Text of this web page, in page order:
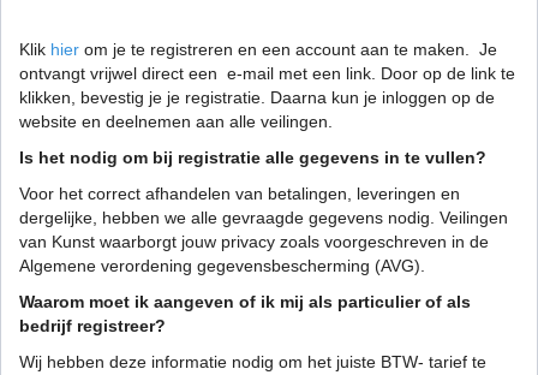
Klik hier om je te registreren en een account aan te maken. Je
ontvangt vrijwel direct een e-mail met een link. Door op de link te
klikken, bevestig je je registratie. Daarna kun je inloggen op de
website en deelnemen aan alle veilingen.
Is het nodig om bij registratie alle gegevens in te vullen?
Voor het correct afhandelen van betalingen, leveringen en
dergelijke, hebben we alle gevraagde gegevens nodig. Veilingen
van Kunst waarborgt jouw privacy zoals voorgeschreven in de
Algemene verordening gegevensbescherming (AVG).
Waarom moet ik aangeven of ik mij als particulier of als
bedrijf registreer?
Wij hebben deze informatie nodig om het juiste BTW- tarief te